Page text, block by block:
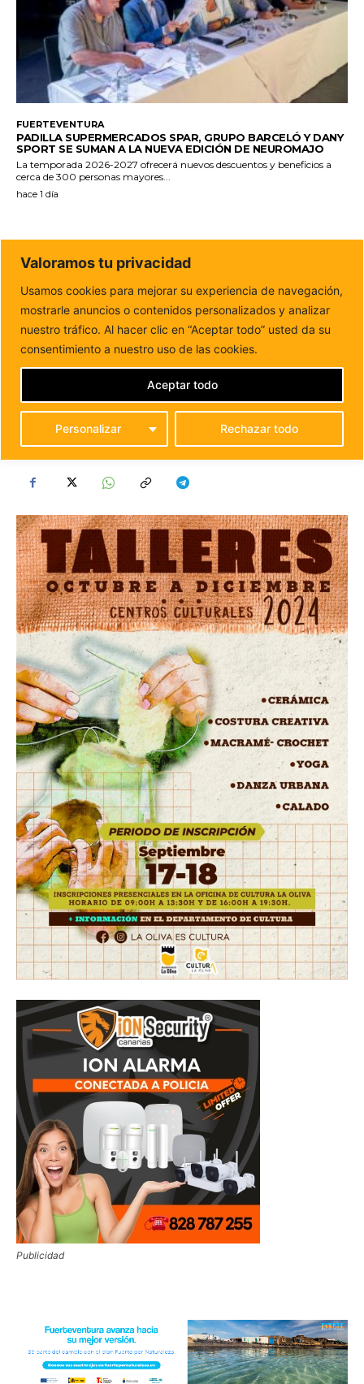
FUERTEVENTURA
PADILLA SUPERMERCADOS SPAR, GRUPO BARCELÓ Y DANY
SPORT SE SUMAN A LA NUEVA EDICIÓN DE NEUROMAJO
La temporada 2026-2027 ofrecerá nuevos descuentos y beneficios a
cerca de 300 personas mayores...
hace 1 día